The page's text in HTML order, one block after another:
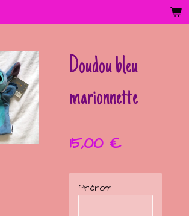
Doudou bleu
marionnette
15,00 €
Prénom